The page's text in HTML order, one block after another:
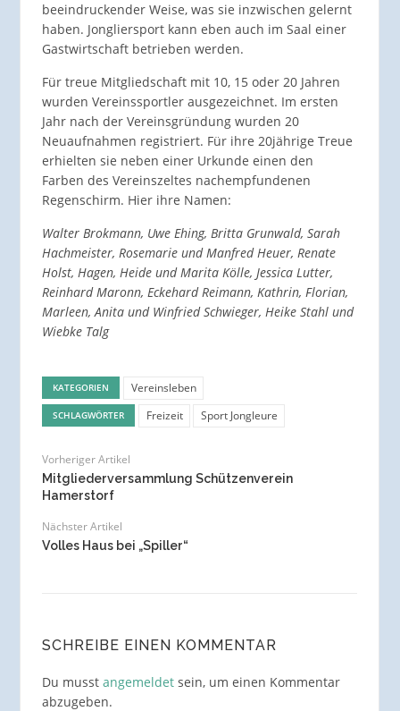
beeindruckender Weise, was sie inzwischen gelernt
haben. Jongliersport kann eben auch im Saal einer
Gastwirtschaft betrieben werden.
Für treue Mitgliedschaft mit 10, 15 oder 20 Jahren
wurden Vereinssportler ausgezeichnet. Im ersten
Jahr nach der Vereinsgründung wurden 20
Neuaufnahmen registriert. Für ihre 20jährige Treue
erhielten sie neben einer Urkunde einen den
Farben des Vereinszeltes nachempfundenen
Regenschirm. Hier ihre Namen:
Walter Brokmann, Uwe Ehing, Britta Grunwald, Sarah
Hachmeister, Rosemarie und Manfred Heuer, Renate
Holst, Hagen, Heide und Marita Kölle, Jessica Lutter,
Reinhard Maronn, Eckehard Reimann, Kathrin, Florian,
Marleen, Anita und Winfried Schwieger, Heike Stahl und
Wiebke Talg
KATEGORIEN Vereinsleben
SCHLAGWÖRTER Freizeit Sport Jongleure
Vorheriger Artikel
Mitgliederversammlung Schützenverein
Hamerstorf
Nächster Artikel
Volles Haus bei „Spiller“
SCHREIBE EINEN KOMMENTAR
Du musst angemeldetsein, um einen Kommentar
abzugeben.